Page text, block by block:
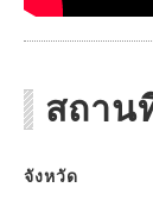
สถาน
จังหวัด